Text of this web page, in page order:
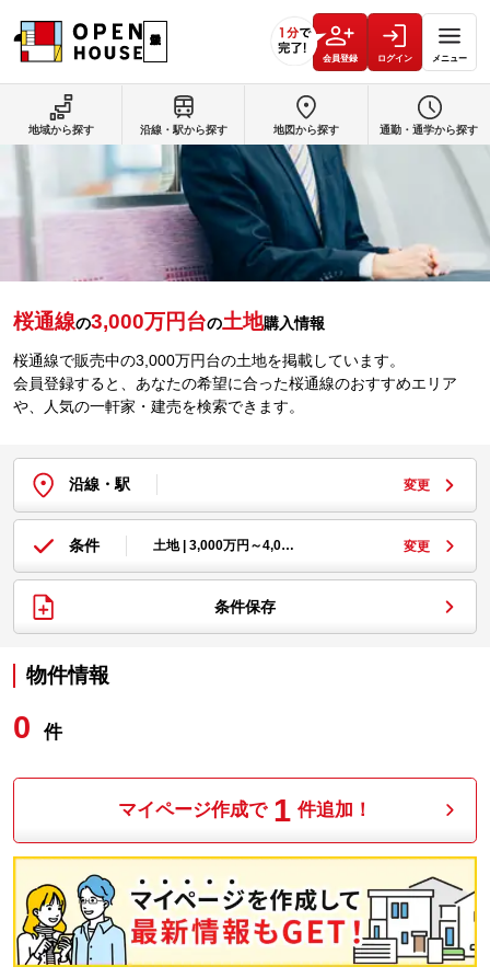
会員登録 ログイン メニュー
桜通線の3,000万円台の土地購入情報
桜通線で販売中の3,000万円台の土地を掲載しています。
会員登録すると、あなたの希望に合った桜通線のおすすめエリア
や、人気の一軒家・建売を検索できます。
沿線・駅 変更
条件 土地 | 3,000万円～4,0… 変更
条件保存
物件情報
0 件
マイページ作成で 1 件追加！
地域から探す 沿線・駅から探す 地図から探す 通勤・通学から探す